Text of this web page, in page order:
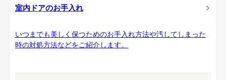
室内ドアのお手入れ
いつまでも美しく保つためのお手入れ方法や汚してしまった
時の対処方法などをご紹介します。